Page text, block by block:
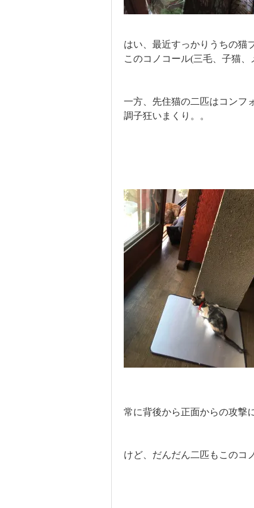
はい、最近すっかりうちの猫
このコノコール(三毛、子猫、
一方、先住猫の二匹はコンフ
調子狂いまくり。。
常に背後から正面からの攻撃
けど、だんだん二匹もこのコ